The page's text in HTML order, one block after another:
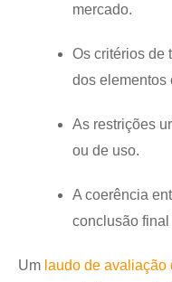
mercado.
Os critérios de
dos elementos
As restrições
ou de uso.
A coerência
conclusão
Um laudo de avaliação